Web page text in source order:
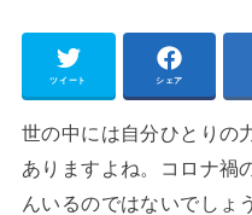
ツイート シェア
世の中には自分ひとりの
ありますよね。コロナ禍
んいるのではないでしょ